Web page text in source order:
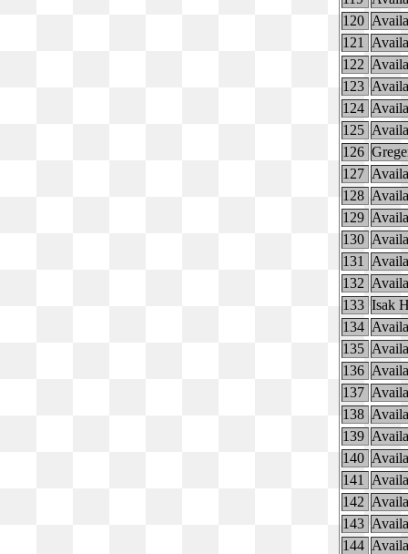
120
121
122
123
124
125
126
127
128
129
130
131
132
133 Isak
134
135
136
137
138
139
140
141
142
143
144